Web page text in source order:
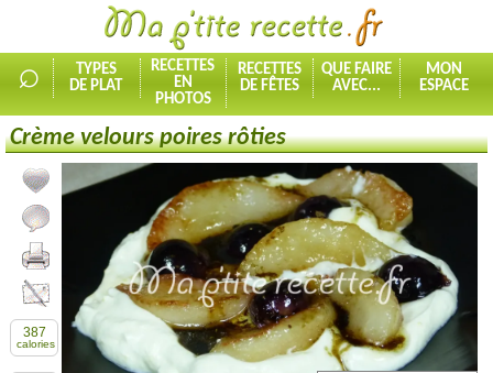
⌕
TYPES
DE PLAT
RECETTES
EN
PHOTOS
RECETTES
DE FÊTES
QUE FAIRE
AVEC...
MON
ESPACE
Crème velours poires rôties
Ajouter la recette à mes favorites
Commenter, noter la recette
Imprimer la recette
Partager cette recette
387
calories